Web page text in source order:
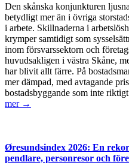
Den skånska konjunkturen
betydligt mer än i övriga
i arbete. Skillnaderna i
krymper samtidigt som
inom försvarssektorn och
huvudsakligen i västra Skåne,
har blivit allt färre. På
mer dämpad, med avtagande
bostadsbyggande som inte
mer →
Øresundsindex 2026: En
pendlare, personresor och